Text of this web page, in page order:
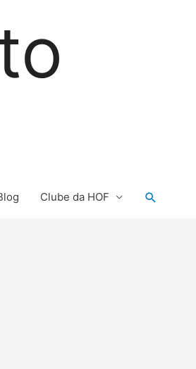
Clube da HOF